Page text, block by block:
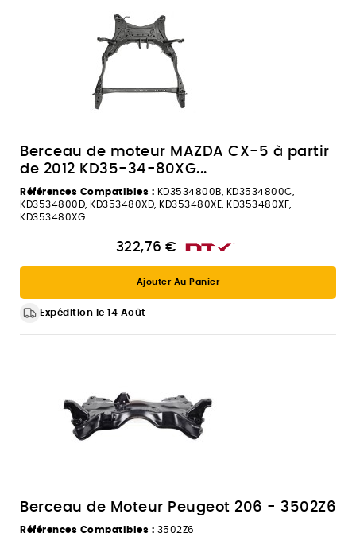
Berceau de moteur MAZDA CX-5 à partir
de 2012 KD35-34-80XG...
Références Compatibles : KD3534800B, KD3534800C,
KD3534800D, KD353480XD, KD353480XE, KD353480XF,
KD353480XG
322,76 €
Ajouter Au Panier
Expédition le 14 Août
Berceau de Moteur Peugeot 206 - 3502Z6
Références Compatibles : 3502Z6